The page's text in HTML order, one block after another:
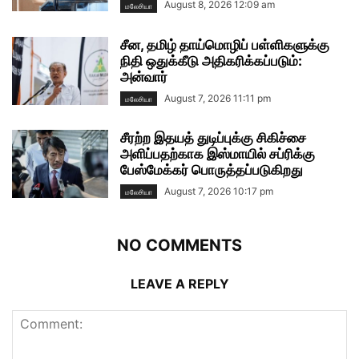
மலேசியா August 8, 2026 12:09 am
சீன, தமிழ் தாய்மொழிப் பள்ளிகளுக்கு
நிதி ஒதுக்கீடு அதிகரிக்கப்படும்:
அன்வார்
மலேசியா August 7, 2026 11:11 pm
சீரற்ற இதயத் துடிப்புக்கு சிகிச்சை
அளிப்பதற்காக இஸ்மாயில் சப்ரிக்கு
பேஸ்மேக்கர் பொருத்தப்படுகிறது
மலேசியா August 7, 2026 10:17 pm
NO COMMENTS
LEAVE A REPLY